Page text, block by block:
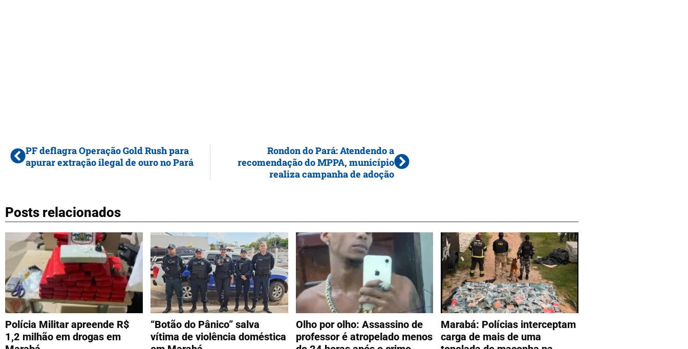
PF deflagra Operação Gold Rush para
apurar extração ilegal de ouro no Pará
Rondon do Pará: Atendendo a
recomendação do MPPA, município
realiza campanha de adoção
Posts relacionados
Polícia Militar apreende R$
1,2 milhão em drogas em
“Botão do Pânico” salva
vítima de violência doméstica
Olho por olho: Assassino de
professor é atropelado menos
Marabá: Polícias interceptam
carga de mais de uma